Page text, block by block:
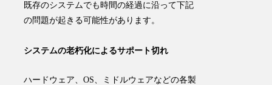
既存のシステムでも時間の経過に沿って下記
の問題が起きる可能性があります。
システムの老朽化によるサポート切れ
ハードウェア、OS、ミドルウェアなどの各製